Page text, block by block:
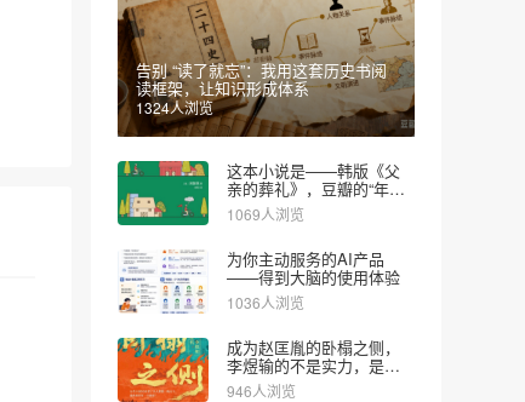
告别 “读了就忘”：我用这套历史书阅
读框架，让知识形成体系
1324人浏览
这本小说是——韩版《父
亲的葬礼》，豆瓣的“年度
图书”
1069人浏览
为你主动服务的AI产品
——得到大脑的使用体验
1036人浏览
成为赵匡胤的卧榻之侧，
李煜输的不是实力，是对
时代的认知
946人浏览